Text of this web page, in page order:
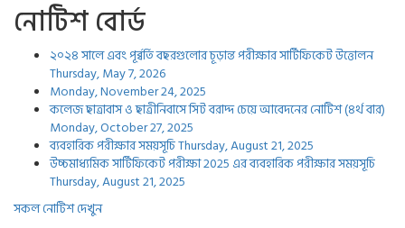
নোটিশ বোর্ড
২০২৪ সালে এবং পূর্ব্বর্তি বছরগুলোর চূড়ান্ত পরীক্ষার সার্টিফিকেট উত্তোলন
Thursday, May 7, 2026
Monday, November 24, 2025
কলেজ ছাত্রাবাস ও ছাত্রীনিবাসে সিট বরাদ্দ চেয়ে আবেদনের নোটিশ (৪র্থ বার)
Monday, October 27, 2025
ব্যবহারিক পরীক্ষার সময়সূচিThursday, August 21, 2025
উচ্চমাধ্যমিক সার্টিফিকেট পরীক্ষা 2025 এর ব্যবহারিক পরীক্ষার সময়সূচি
Thursday, August 21, 2025
সকল নোটিশ দেখুন